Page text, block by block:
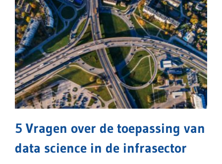
5 Vragen over de toepassing van
data science in de infrasector